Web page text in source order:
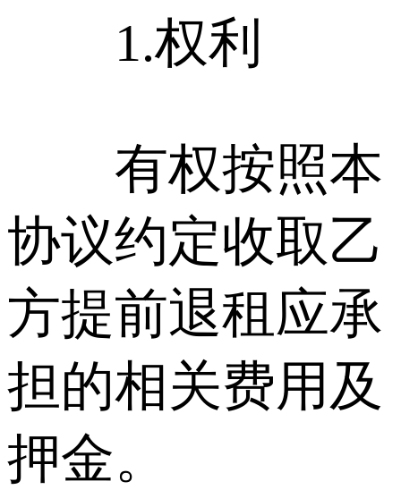
1.权利
有权按照本
协议约定收取乙
方提前退租应承
担的相关费用及
押金。